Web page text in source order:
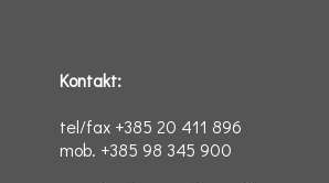
Kontakt:
tel/fax +385 20 411 896
mob. +385 98 345 900